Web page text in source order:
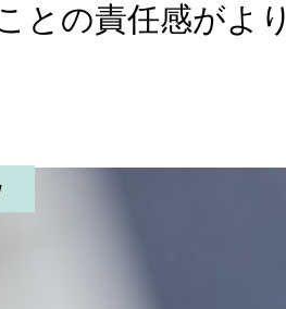
との責任感がよ